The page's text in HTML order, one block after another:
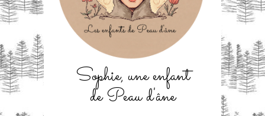
Sophie, une enfant
de Peau d'âne